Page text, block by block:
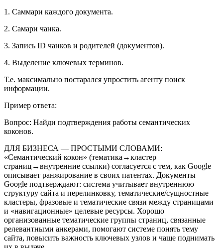
1. Саммари каждого документа.
2. Самари чанка.
3. Запись ID чанков и родителей (документов).
4. Выделение ключевых терминов.
Т.е. максимально постарался упростить агенту поиск
информации.
Пример ответа:
Вопрос: Найди подтверждения работы семантических
коконов.
ДЛЯ БИЗНЕСА — ПРОСТЫМИ СЛОВАМИ:
«Семантический кокон» (тематика→кластер
страниц→внутренние ссылки) согласуется с тем, как Google
описывает ранжирование в своих патентах. Документы
Google подтверждают: система учитывает внутреннюю
структуру сайта и перелинковку, тематические/сущностные
кластеры, фразовые и тематические связи между страницами
и «навигационные» целевые ресурсы. Хорошо
организованные тематические группы страниц, связанные
релевантными анкерами, помогают системе понять тему
сайта, повысить важность ключевых узлов и чаще поднимать